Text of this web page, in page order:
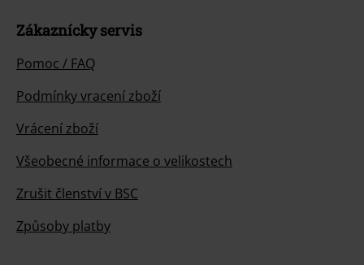
Zákaznícky servis
Pomoc / FAQ
Podmínky vracení zboží
Vrácení zboží
Všeobecné informace o velikostech
Zrušit členství v BSC
Způsoby platby